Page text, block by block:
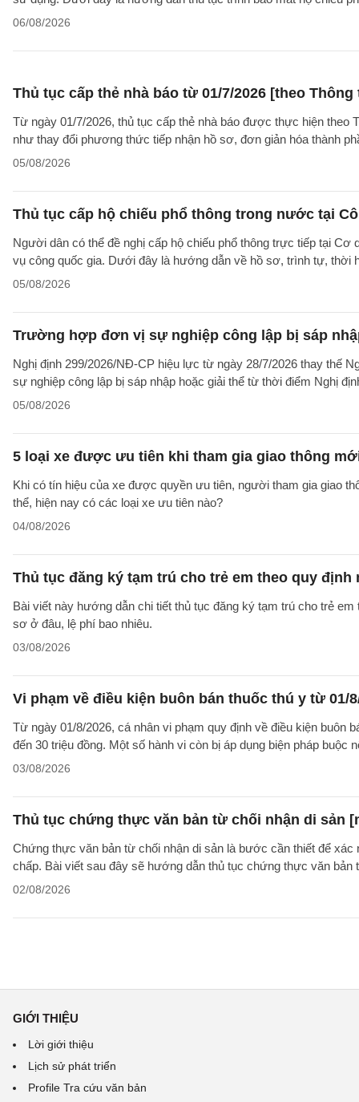
06/08/2026
Thủ tục cấp thẻ nhà báo từ 01/7/2026 [theo Thông
Từ ngày 01/7/2026, thủ tục cấp thẻ nhà báo được thực hiện
như thay đổi phương thức tiếp nhận hồ sơ, đơn giản hóa thành
05/08/2026
Thủ tục cấp hộ chiếu phổ thông trong nước tại
Người dân có thể đề nghị cấp hộ chiếu phổ thông trực tiếp tại
vụ công quốc gia. Dưới đây là hướng dẫn về hồ sơ, trình tự, thời
05/08/2026
Trường hợp đơn vị sự nghiệp công lập bị sáp
Nghị định 299/2026/NĐ-CP hiệu lực từ ngày 28/7/2026 thay thế
sự nghiệp công lập bị sáp nhập hoặc giải thể từ thời điểm Nghị
05/08/2026
5 loại xe được ưu tiên khi tham gia giao thông
Khi có tín hiệu của xe được quyền ưu tiên, người tham gia giao
thể, hiện nay có các loại xe ưu tiên nào?
04/08/2026
Thủ tục đăng ký tạm trú cho trẻ em theo quy định
Bài viết này hướng dẫn chi tiết thủ tục đăng ký tạm trú cho trẻ
sơ ở đâu, lệ phí bao nhiêu.
03/08/2026
Vi phạm về điều kiện buôn bán thuốc thú y từ 01/
Từ ngày 01/8/2026, cá nhân vi phạm quy định về điều kiện buôn
đến 30 triệu đồng. Một số hành vi còn bị áp dụng biện pháp
03/08/2026
Thủ tục chứng thực văn bản từ chối nhận di sản
Chứng thực văn bản từ chối nhận di sản là bước cần thiết để
chấp. Bài viết sau đây sẽ hướng dẫn thủ tục chứng thực văn
02/08/2026
GIỚI THIỆU
Lời giới thiệu
Lịch sử phát triển
Profile Tra cứu văn bản